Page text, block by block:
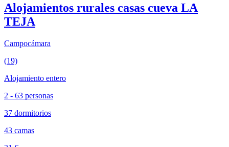
Alojamientos rurales casas cueva LA
TEJA
Campocámara
(19)
Alojamiento entero
2 - 63 personas
37 dormitorios
43 camas